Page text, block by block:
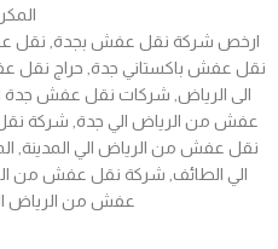
نقل عفش باكستاني جدة, حراج
الى الرياض, شركات نقل عفش
عفش من الرياض الي جدة, شركة
نقل عفش من الرياض الي المدينة,
الي الطائف, شركة نقل عفش من
عفش من الرياض